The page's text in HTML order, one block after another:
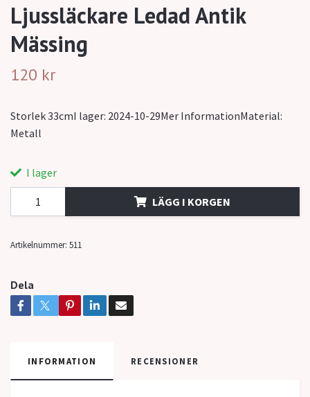
Ljussläckare Ledad Antik
Mässing
120 kr
Storlek 33cmI lager: 2024-10-29Mer InformationMaterial:
Metall
I lager
LÄGG I KORGEN
Artikelnummer: 511
Dela
INFORMATION RECENSIONER